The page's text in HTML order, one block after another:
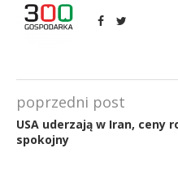
poprzedni post
USA uderzają w Iran, ceny
spokojny